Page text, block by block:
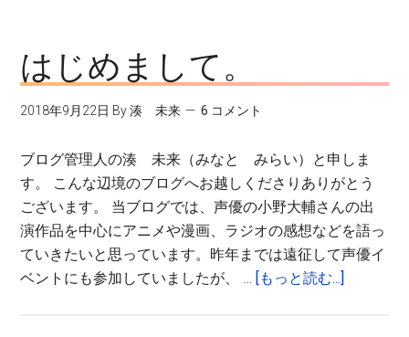
ご
案
内
はじめまして。
2018年9月22日 By湊 未来 6 コメント
ブログ管理人の湊 未来（みなと みらい）と申しま
す。 こんな辺境のブログへお越しくださりありがとう
ございます。 当ブログでは、声優の小野大輔さんの出
演作品を中心にアニメや漫画、ラジオの感想などを語っ
ていきたいと思っています。昨年までは遠征して声優イ
ベントにも参加していましたが、 … [もっと読む...]